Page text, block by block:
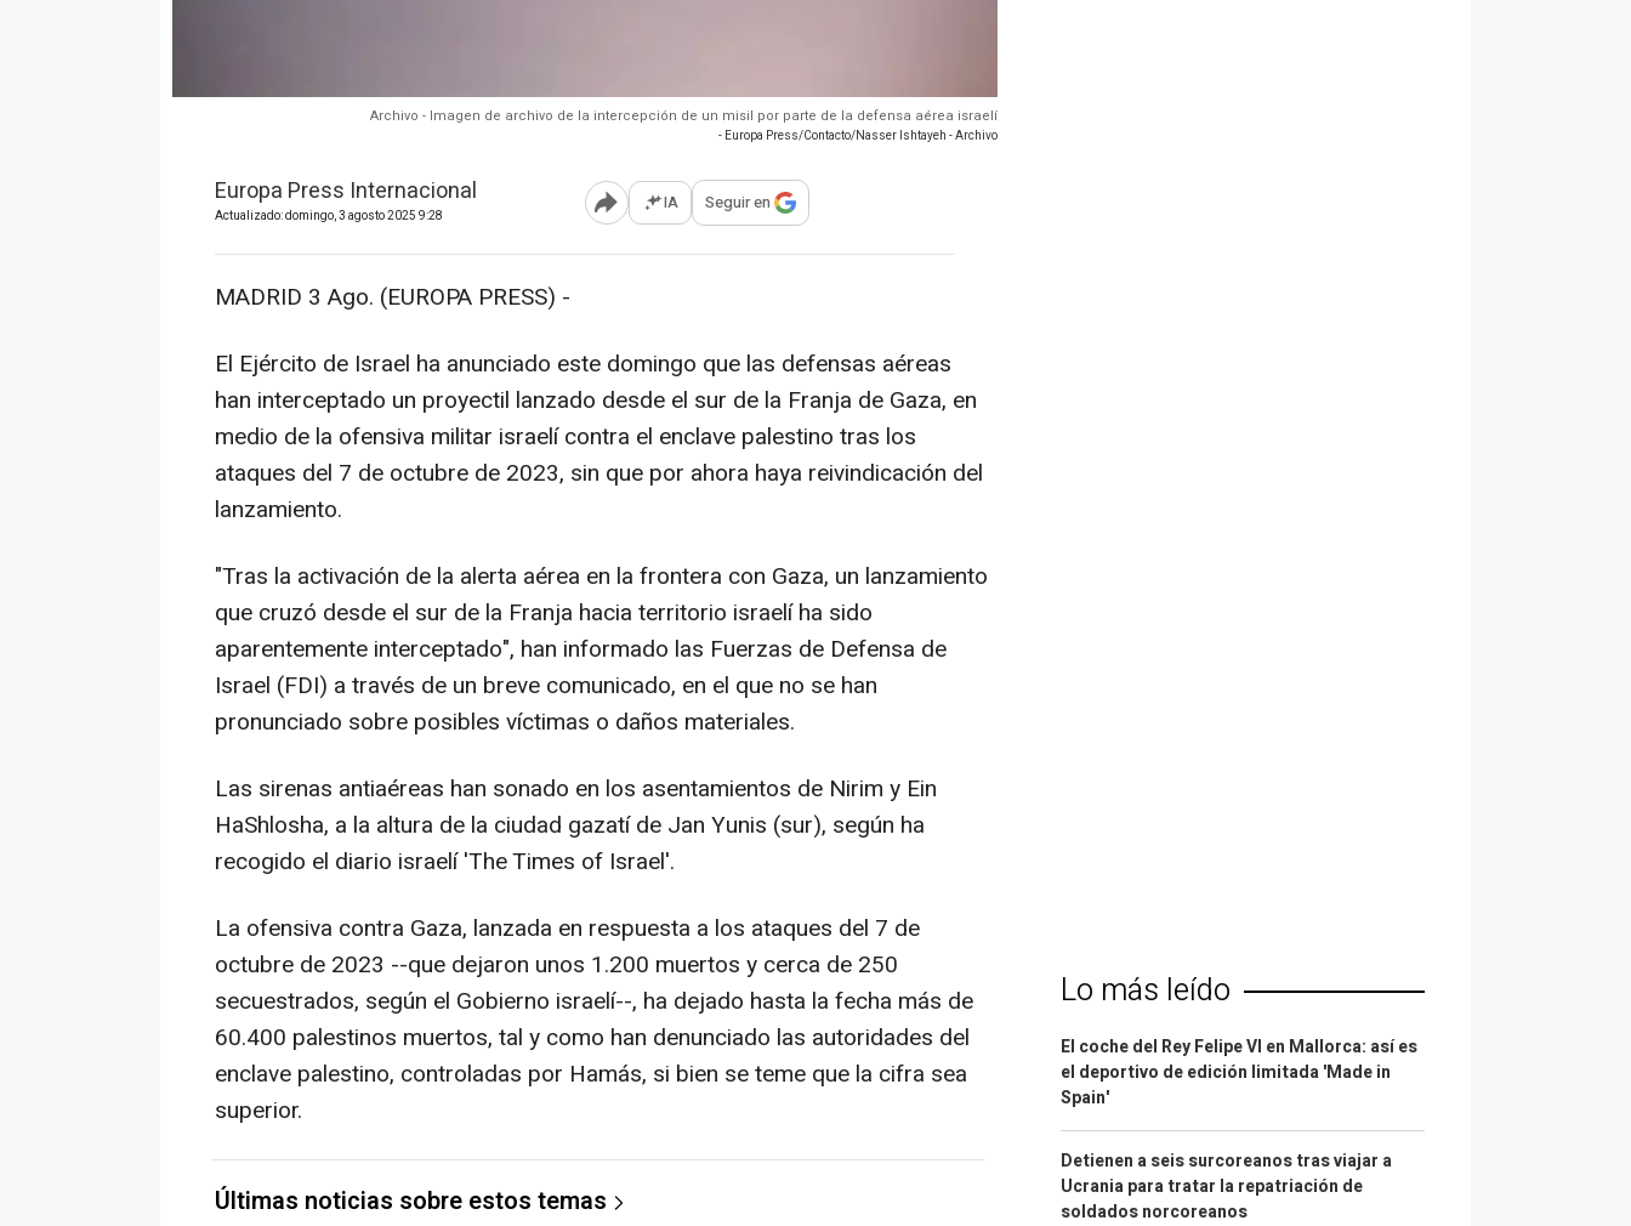
Archivo - Imagen de archivo de la intercepción de un misil por parte de la defensa aérea israelí
- Europa Press/Contacto/Nasser Ishtayeh - Archivo
Europa Press Internacional
Actualizado: domingo, 3 agosto 2025 9:28 Abrir opciones para compartir
IA Seguir en
MADRID 3 Ago. (EUROPA PRESS) -
El Ejército de Israel ha anunciado este domingo que las defensas aéreas
han interceptado un proyectil lanzado desde el sur de la Franja de Gaza, en
medio de la ofensiva militar israelí contra el enclave palestino tras los
ataques del 7 de octubre de 2023, sin que por ahora haya reivindicación del
lanzamiento.
"Tras la activación de la alerta aérea en la frontera con Gaza, un lanzamiento
que cruzó desde el sur de la Franja hacia territorio israelí ha sido
aparentemente interceptado", han informado las Fuerzas de Defensa de
Israel (FDI) a través de un breve comunicado, en el que no se han
pronunciado sobre posibles víctimas o daños materiales.
Las sirenas antiaéreas han sonado en los asentamientos de Nirim y Ein
HaShlosha, a la altura de la ciudad gazatí de Jan Yunis (sur), según ha
recogido el diario israelí 'The Times of Israel'.
La ofensiva contra Gaza, lanzada en respuesta a los ataques del 7 de
octubre de 2023 --que dejaron unos 1.200 muertos y cerca de 250
secuestrados, según el Gobierno israelí--, ha dejado hasta la fecha más de
60.400 palestinos muertos, tal y como han denunciado las autoridades del
enclave palestino, controladas por Hamás, si bien se teme que la cifra sea
superior.
Últimas noticias sobre estos temas
Lo más leído
El coche del Rey Felipe VI en Mallorca: así es
el deportivo de edición limitada 'Made in
Spain'
Detienen a seis surcoreanos tras viajar a
Ucrania para tratar la repatriación de
soldados norcoreanos